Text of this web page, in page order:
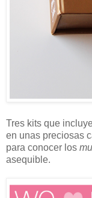
Tres kits que
en unas preciosas
para conocer los
asequible.